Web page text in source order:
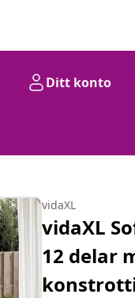
Ditt konto
vidaXL
vidaXL
12 delar